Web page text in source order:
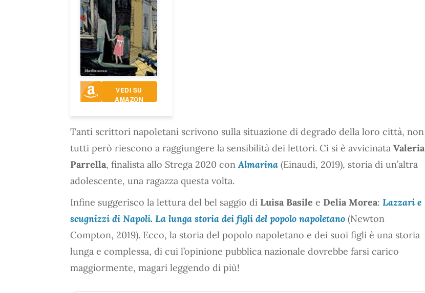
VEDI SU
AMAZON
Tanti scrittori napoletani scrivono sulla situazione di degrado della loro città, non
tutti però riescono a raggiungere la sensibilità dei lettori. Ci si è avvicinata Valeria
Parrella, finalista allo Strega 2020 conAlmarina (Einaudi, 2019), storia di un’altra
adolescente, una ragazza questa volta.
Infine suggerisco la lettura del bel saggio di Luisa Basile e Delia Morea: Lazzari e
scugnizzi di Napoli. La lunga storia dei figli del popolo napoletano (Newton
Compton, 2019). Ecco, la storia del popolo napoletano e dei suoi figli è una storia
lunga e complessa, di cui l’opinione pubblica nazionale dovrebbe farsi carico
maggiormente, magari leggendo di più!